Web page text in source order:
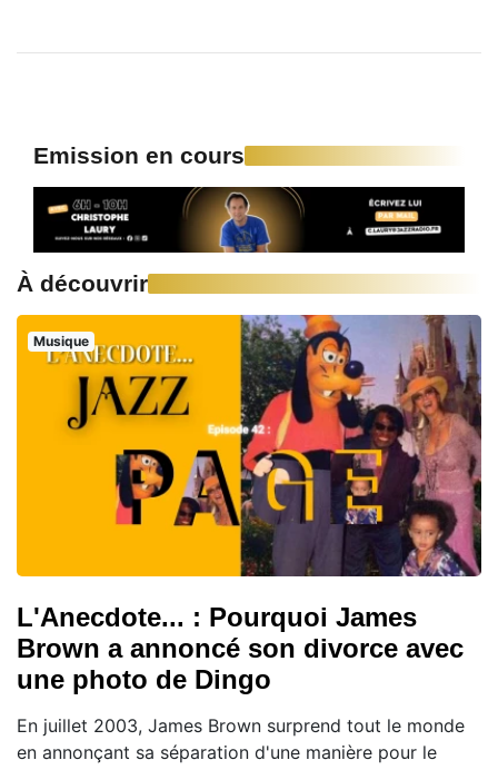
Emission en cours
À découvrir
Musique
L'Anecdote... : Pourquoi James
Brown a annoncé son divorce avec
une photo de Dingo
En juillet 2003, James Brown surprend tout le monde
en annonçant sa séparation d'une manière pour le